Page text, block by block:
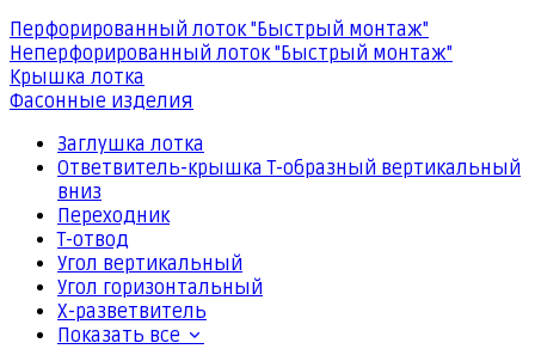
Перфорированный лоток "Быстрый монтаж"
Неперфорированный лоток "Быстрый монтаж"
Крышка лотка
Фасонные изделия
Заглушка лотка
Ответвитель-крышка Т-образный вертикальный
вниз
Переходник
Т-отвод
Угол вертикальный
Угол горизонтальный
Х-разветвитель
Показать все